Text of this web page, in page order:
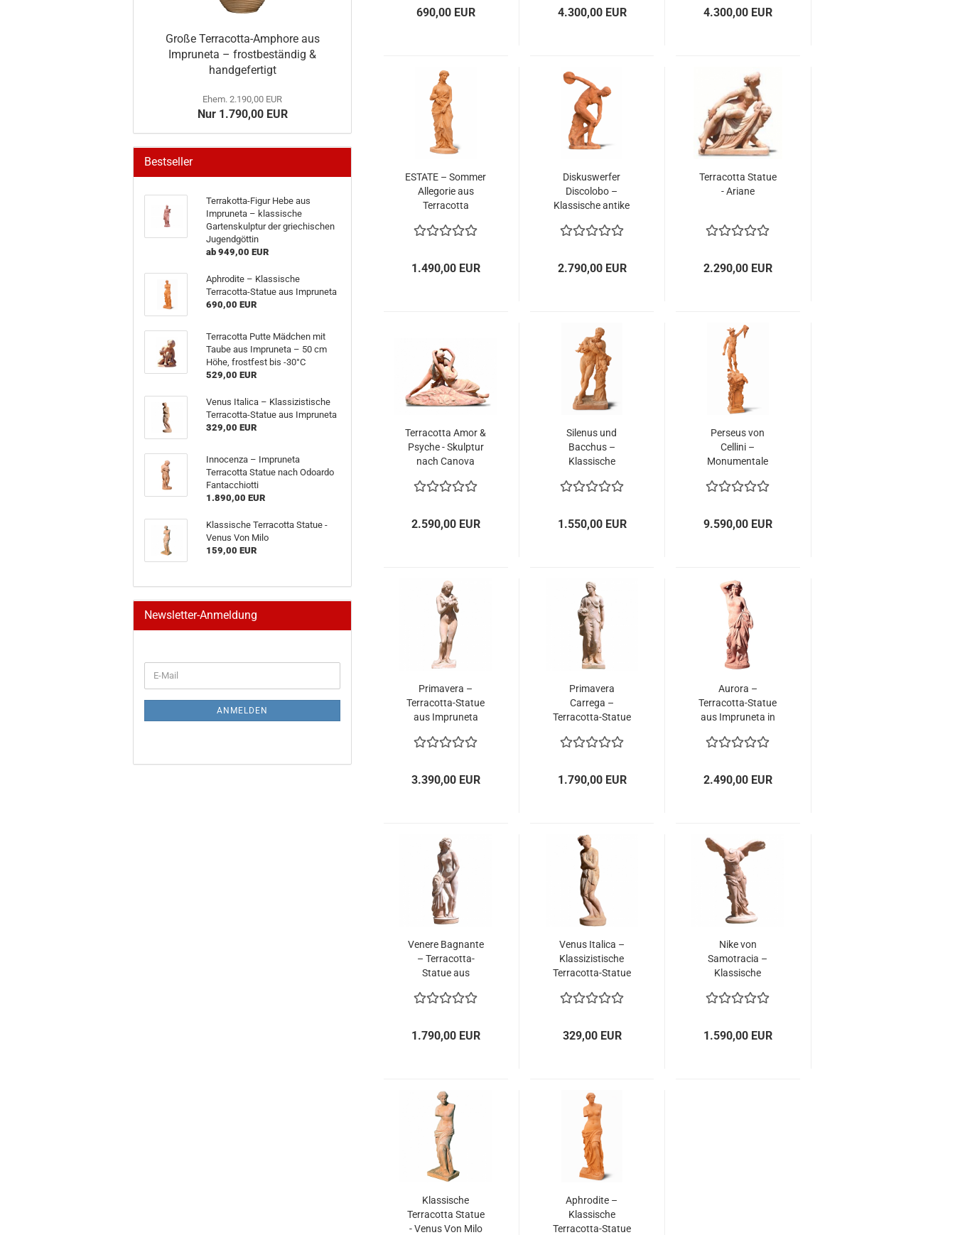
690,00 EUR 4.300,00 EUR 4.300,00 EUR
ESTATE – Sommer
Allegorie aus
Terracotta
cm, frostfest bis
1.490,00 EUR
Diskuswerfer
Discolobo –
Klassische antike
Myron
2.790,00 EUR
Terracotta Statue
- Ariane
2.290,00 EUR
Terracotta Amor &
Psyche - Skulptur
nach Canova
2.590,00 EUR
Silenus und
Bacchus –
Klassische
aus Impruneta
1.550,00 EUR
Perseus von
Cellini –
Monumentale
aus Impruneta
9.590,00 EUR
Primavera –
Terracotta-Statue
aus Impruneta
Gabrielli
3.390,00 EUR
Primavera
Carrega –
Terracotta-Statue
1.790,00 EUR
Aurora –
Terracotta-Statue
aus Impruneta in
Kontrapost
2.490,00 EUR
Venere Bagnante
– Terracotta-
Statue aus
1.790,00 EUR
Venus Italica –
Klassizistische
Terracotta-Statue
329,00 EUR
Nike von
Samotracia –
Klassische
aus Impruneta
1.590,00 EUR
Klassische
Terracotta Statue
- Venus Von Milo
Aphrodite –
Klassische
Terracotta-Statue
Große Terracotta-Amphore aus
Impruneta – frostbeständig &
handgefertigt
Ehem. 2.190,00 EUR
Nur 1.790,00 EUR
Bestseller
Terrakotta-Figur Hebe aus
Impruneta – klassische
Gartenskulptur der griechischen
Jugendgöttin
ab 949,00 EUR
Aphrodite – Klassische
Terracotta-Statue aus Impruneta
690,00 EUR
Terracotta Putte Mädchen mit
Taube aus Impruneta – 50 cm
Höhe, frostfest bis -30°C
529,00 EUR
Venus Italica – Klassizistische
Terracotta-Statue aus Impruneta
329,00 EUR
Innocenza – Impruneta
Terracotta Statue nach Odoardo
Fantacchiotti
1.890,00 EUR
Klassische Terracotta Statue -
Venus Von Milo
159,00 EUR
Newsletter-Anmeldung
ZUR
E-
Mail
ANMELDEN